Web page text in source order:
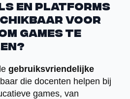
en platforms
voor
games te
gebruiksvriendelijke
die docenten helpen bij
games, van